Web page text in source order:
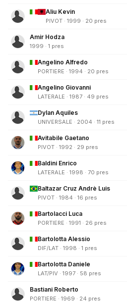
Aliu Kevin
PIVOT · 1999 · 20 pres
Amir Hodza
1999 · 1 pres
Angelino Alfredo
PORTIERE · 1994 · 20 pres
Angelino Giovanni
LATERALE · 1987 · 49 pres
Dylan Aquiles
UNIVERSALE · 2004 · 11 pres
Avitabile Gaetano
PIVOT · 1992 · 29 pres
Baldini Enrico
LATERALE · 1998 · 70 pres
Baltazar Cruz Andrè Luis
PIVOT · 1984 · 16 pres
Bartolacci Luca
PORTIERE · 1991 · 26 pres
Bartolotta Alessio
DIF/LAT · 1998 · 1 pres
Bartolotta Daniele
LAT/PIV · 1997 · 58 pres
Bastiani Roberto
PORTIERE · 1969 · 24 pres